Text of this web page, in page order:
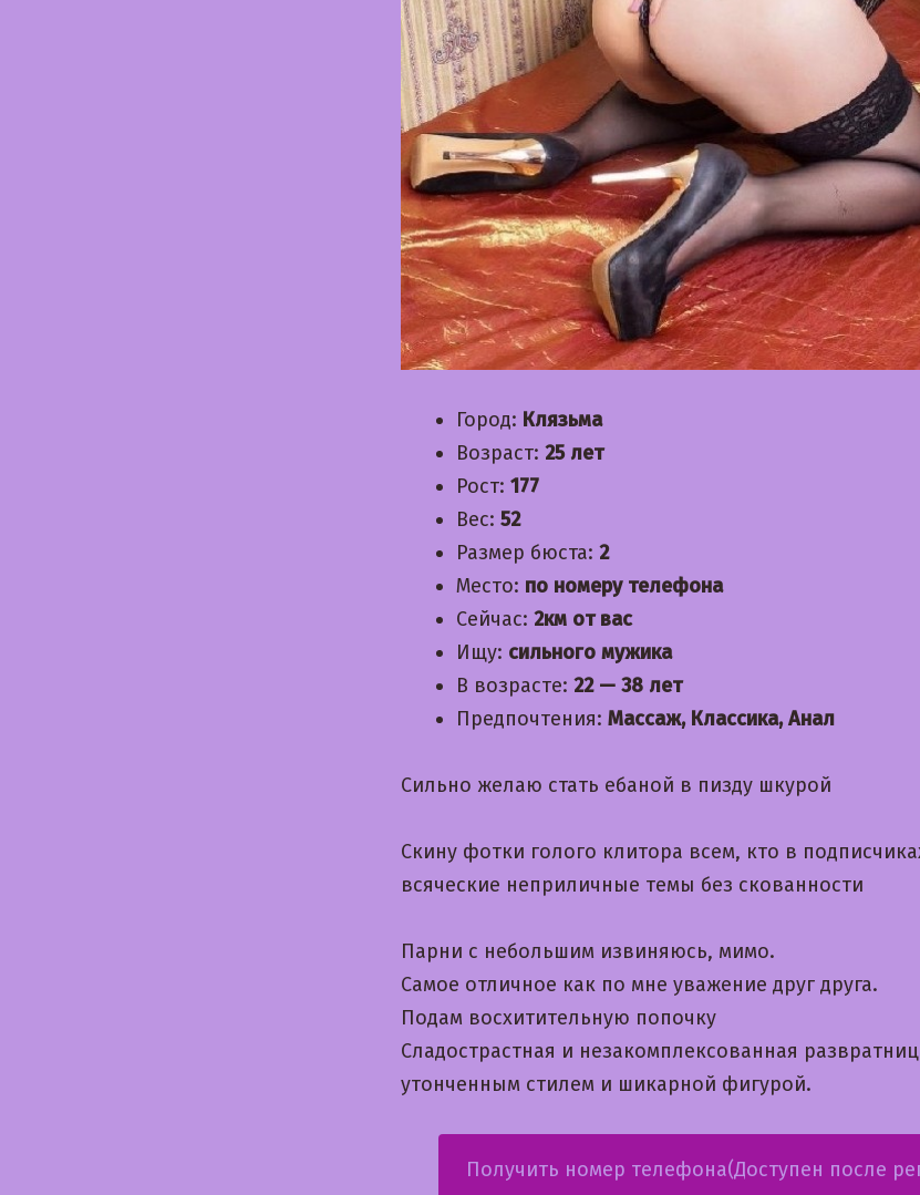
Город: Клязьма
Возраст: 25 лет
Рост: 177
Вес: 52
Размер бюста: 2
Место: по номеру телефона
Сейчас: 2км от вас
Ищу: сильного мужика
В возрасте: 22 — 38 лет
Предпочтения: Массаж, Классика, Анал
Сильно желаю стать ебаной в пизду шкурой
Скину фотки голого клитора всем, кто в
всяческие неприличные темы без скованности
Парни с небольшим извиняюсь, мимо.
Самое отличное как по мне уважение друг друга.
Подам восхитительную попочку
Cладострастная и незакомплексованная
утонченным стилем и шикарной фигурой.
Получить номер телефона(Доступен после